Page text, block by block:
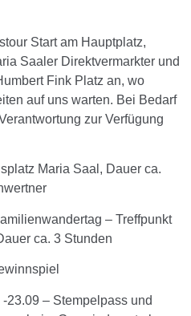
Start am Hauptplatz,
Saaler Direktvermarkter und
Fink Platz an, wo
auf uns warten. Bei Bedarf
zur Verfügung
Maria Saal, Dauer ca.
– Treffpunkt
ca. 3 Stunden
23.09 – Stempelpass und